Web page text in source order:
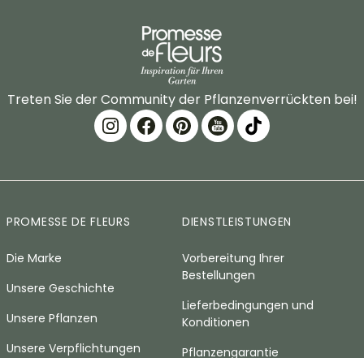
Treten Sie der Community der Pflanzenverrückten bei!
PROMESSE DE FLEURS
Die Marke
Unsere Geschichte
Unsere Pflanzen
Unsere Verpflichtungen
DIENSTLEISTUNGEN
Vorbereitung Ihrer
Bestellungen
Lieferbedingungen und
Konditionen
Pflanzengarantie